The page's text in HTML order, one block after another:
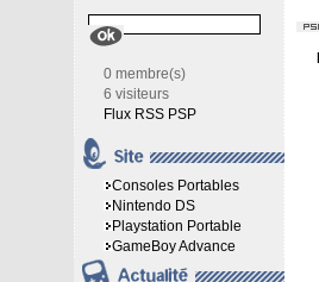
0 membre(s)
6 visiteurs
Flux RSS PSP
Consoles Portables
Nintendo DS
Playstation Portable
GameBoy Advance